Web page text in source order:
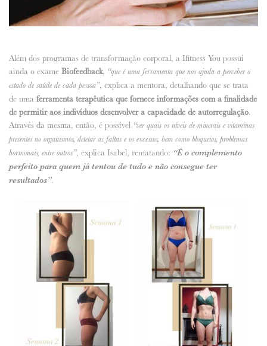
Além dos programas de transformação corporal, a Ifitness You possui
ainda o exame Biofeedback, “que é uma ferramenta que nos ajuda a perceber o
estado de saúde de cada pessoa”, explica a mentora, detalhando que se trata
de uma ferramenta terapêutica que fornece informações com a finalidade
de permitir aos indivíduos desenvolver a capacidade de autorregulação.
Através da mesma, então, é possível “ver quais os níveis de minerais e vitaminas
presentes no organismos, detetar as faltas e os excessos, bem como bloqueios, problemas
hormonais, entre outros”, explica Isabel, rematando: “É o complemento
perfeito para quem já tentou de tudo e não consegue ter
resultados”.